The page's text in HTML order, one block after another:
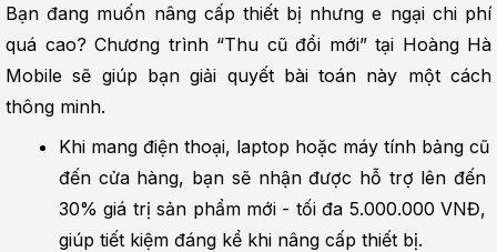
Bạn đang muốn nâng cấp thiết bị nhưng e ngại chi phí
quá cao? Chương trình “Thu cũ đổi mới” tại Hoàng Hà
Mobile sẽ giúp bạn giải quyết bài toán này một cách
thông minh.
Khi mang điện thoại, laptop hoặc máy tính bảng cũ
đến cửa hàng, bạn sẽ nhận được hỗ trợ lên đến
30% giá trị sản phẩm mới - tối đa 5.000.000 VNĐ,
giúp tiết kiệm đáng kể khi nâng cấp thiết bị.